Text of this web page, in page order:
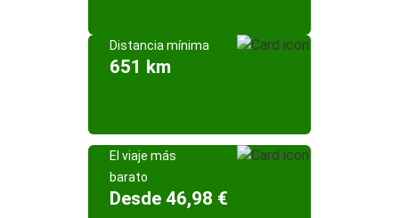
Distancia mínima
651 km
El viaje más
barato
Desde 46,98 €